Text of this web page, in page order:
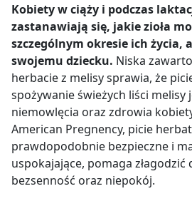
Kobiety w ciąży i podczas
zastanawiają się, jakie zioła
szczególnym okresie ich życia,
swojemu dziecku. Niska
herbacie z melisy sprawia, że
spożywanie świeżych liści melisy
niemowlęcia oraz zdrowia
American Pregnency, picie
prawdopodobnie bezpieczne i
uspokajające, pomaga złagodzić
bezsenność oraz niepokój.